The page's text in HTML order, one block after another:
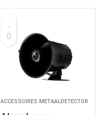
ACCESSOIRES METAALDETECTOR